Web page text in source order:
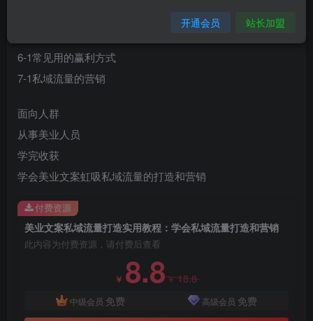
6-1常见用的赢利方式
7-1私域流量的营销
面向人群
从事美业人员
学完收获
学会美业文案虹吸私域流量的打造和营销
美业文案私域流量打造实用教程：学会私域流量打造和营销
此内容为付费资源，请付费后查看
￥ 8.8￥18.8
中级会员 免费 高级会员 免费
付费资源
开通会员 站长加盟